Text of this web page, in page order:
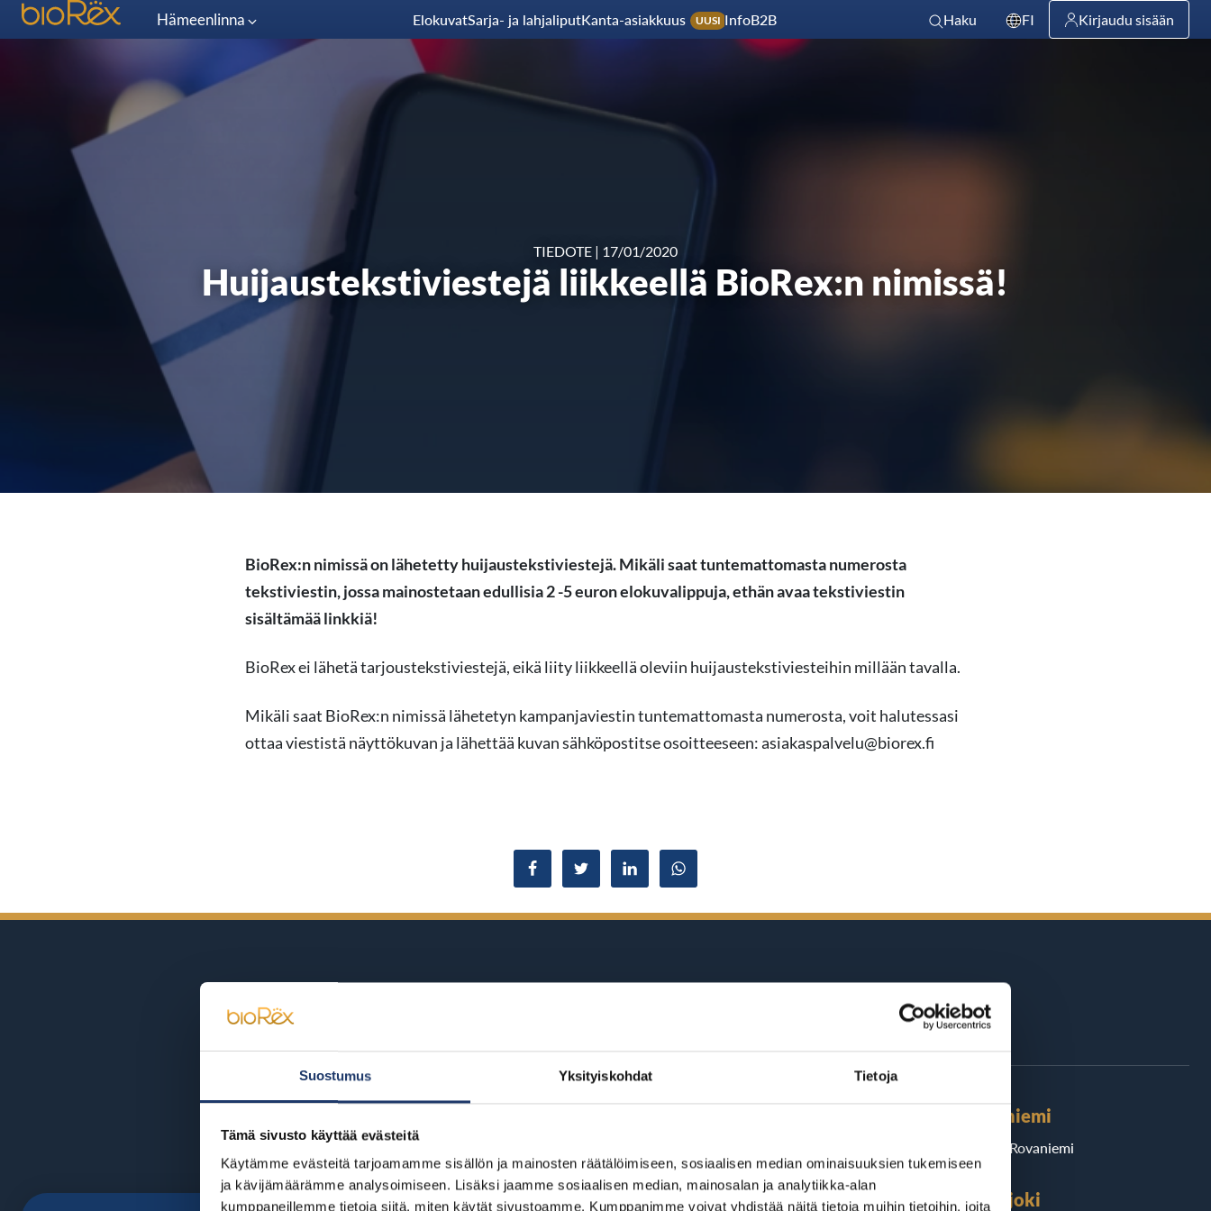
Suostumus Yksityiskohdat Tietoja
Tämä sivusto käyttää evästeitä
Käytämme evästeitä tarjoamamme sisällön ja mainosten räätälöimiseen, sosiaalisen median ominaisuuksien tukemiseen
ja kävijämäärämme analysoimiseen. Lisäksi jaamme sosiaalisen median, mainosalan ja analytiikka-alan
kumppaneillemme tietoja siitä, miten käytät sivustoamme. Kumppanimme voivat yhdistää näitä tietoja muihin tietoihin, joita
Hämeenlinna ElokuvatSarja- ja lahjaliputKanta-asiakkuus UUSI InfoB2B Haku FI Kirjaudu sisään
TIEDOTE | 17/01/2020
Huijaustekstiviestejä liikkeellä BioRex:n nimissä!
BioRex:n nimissä on lähetetty huijaustekstiviestejä. Mikäli saat tuntemattomasta numerosta
tekstiviestin, jossa mainostetaan edullisia 2 -5 euron elokuvalippuja, ethän avaa tekstiviestin
sisältämää linkkiä!
BioRex ei lähetä tarjoustekstiviestejä, eikä liity liikkeellä oleviin huijaustekstiviesteihin millään tavalla.
Mikäli saat BioRex:n nimissä lähetetyn kampanjaviestin tuntemattomasta numerosta, voit halutessasi
ottaa viestistä näyttökuvan ja lähettää kuvan sähköpostitse osoitteeseen: asiakaspalvelu@biorex.fi
Jaa FacebookissaJaa TwitterissäJaa LinkedInissä
BioRex Tripla
Pietarsaari
Rovaniemi
BioRex Rovaniemi
Seinäjoki